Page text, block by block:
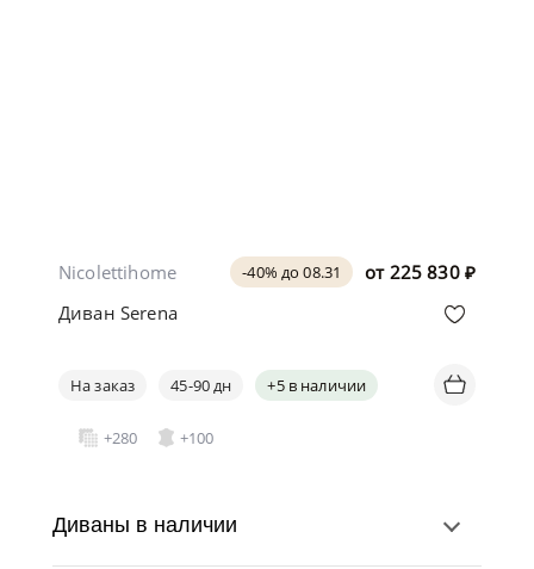
от 225 830 ₽
-40% до 08.31
Nicolettihome
Диван Serena
На заказ 45-90 дн +5 в наличии
+280 +100
Диваны в наличии